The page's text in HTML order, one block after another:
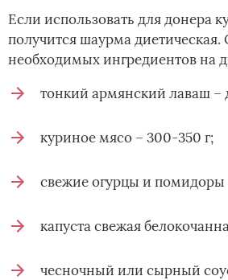
Если использовать для донера
получится шаурма диетическая.
необходимых ингредиентов на
тонкий армянский лаваш –
куриное мясо – 300-350 г;
свежие огурцы и помидоры
капуста свежая
чесночный или сырный